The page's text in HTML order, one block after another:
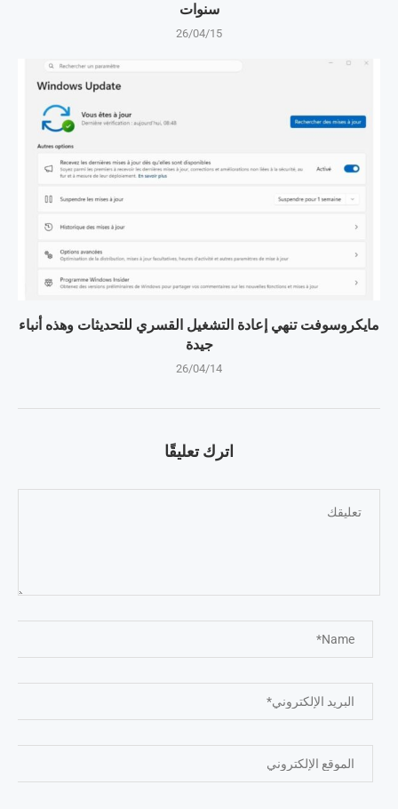
سنوات
26/04/15
مايكروسوفت تنهي إعادة التشغيل القسري للتحديثات وهذه أنباء
جيدة
26/04/14
اترك تعليقًا